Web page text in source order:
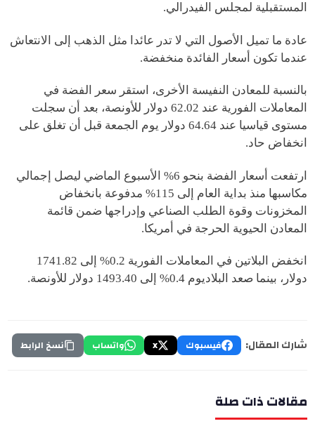
المستقبلية لمجلس الفيدرالي.
عادة ما تميل الأصول التي لا تدر عائدا مثل الذهب إلى الانتعاش
عندما تكون أسعار الفائدة منخفضة.
بالنسبة للمعادن النفيسة الأخرى، استقر سعر الفضة في
المعاملات الفورية عند 62.02 دولار للأونصة، بعد أن سجلت
مستوى قياسيا عند 64.64 دولار يوم الجمعة قبل أن تغلق على
انخفاض حاد.
ارتفعت أسعار الفضة بنحو 6% الأسبوع الماضي ليصل إجمالي
مكاسبها منذ بداية العام إلى 115% مدفوعة بانخفاض
المخزونات وقوة الطلب الصناعي وإدراجها ضمن قائمة
المعادن الحيوية الحرجة في أمريكا.
انخفض البلاتين في المعاملات الفورية 0.2% إلى 1741.82
دولار، بينما صعد البلاديوم 0.4% إلى 1493.40 دولار للأونصة.
شارك المقال: فيسبوك X واتساب نسخ الرابط
مقالات ذات صلة